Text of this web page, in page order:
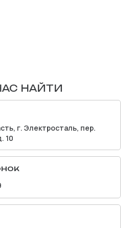
НАЙТИ
г. Электросталь, пер.
10